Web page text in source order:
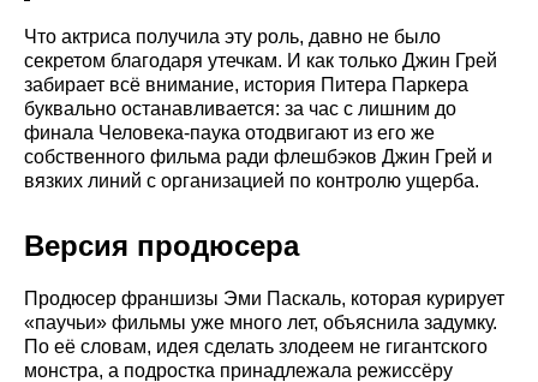
Что актриса получила эту роль, давно не было
секретом благодаря утечкам. И как только Джин Грей
забирает всё внимание, история Питера Паркера
буквально останавливается: за час с лишним до
финала Человека-паука отодвигают из его же
собственного фильма ради флешбэков Джин Грей и
вязких линий с организацией по контролю ущерба.
Версия продюсера
Продюсер франшизы Эми Паскаль, которая курирует
«паучьи» фильмы уже много лет, объяснила задумку.
По её словам, идея сделать злодеем не гигантского
монстра, а подростка принадлежала режиссёру